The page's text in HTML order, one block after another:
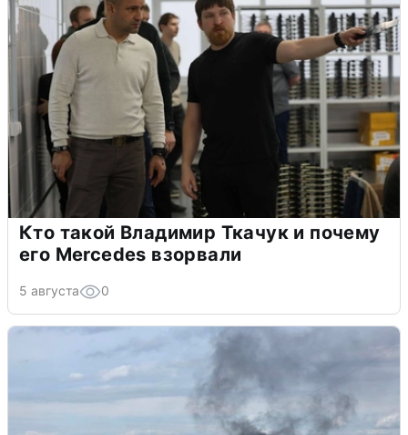
Кто такой Владимир Ткачук и почему
его Mercedes взорвали
5 августа 0